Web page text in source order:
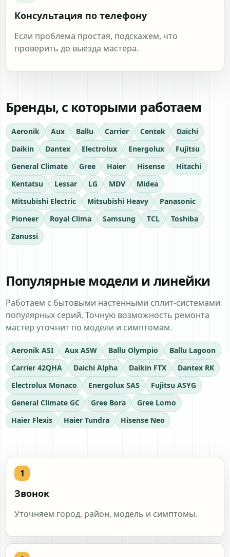
Консультация по телефону
Если проблема простая, подскажем, что
проверить до выезда мастера.
Бренды, с которыми работаем
Aeronik Aux Ballu Carrier Centek
Daichi
Daikin
Dantex Electrolux Energolux
Fujitsu
General Climate
Gree Haier Hisense
Hitachi
Kentatsu
Lessar LG MDV
Midea
Mitsubishi Electric
Mitsubishi Heavy
Panasonic
Pioneer
Royal Clima Samsung TCL
Toshiba
Zanussi
Популярные модели и линейки
Работаем с бытовыми настенными сплит-системами
популярных серий. Точную возможность ремонта
мастер уточнит по модели и симптомам.
Aeronik ASI Aux ASW Ballu Olympio
Ballu Lagoon
Carrier 42QHA
Daichi Alpha Daikin FTX
Dantex RK
Electrolux Monaco
Energolux SAS
Fujitsu ASYG
General Climate GC
Gree Bora
Gree Lomo
Haier Flexis
Haier Tundra
Hisense Neo
LG Dual Inverter
MDV Aurora
Midea Blanc
Midea Mission
Mitsubishi Heavy SRK
Звонок
Уточняем город, район, модель и симптомы.